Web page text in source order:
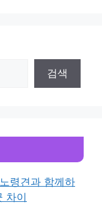
검색
령견과 함께하
차이